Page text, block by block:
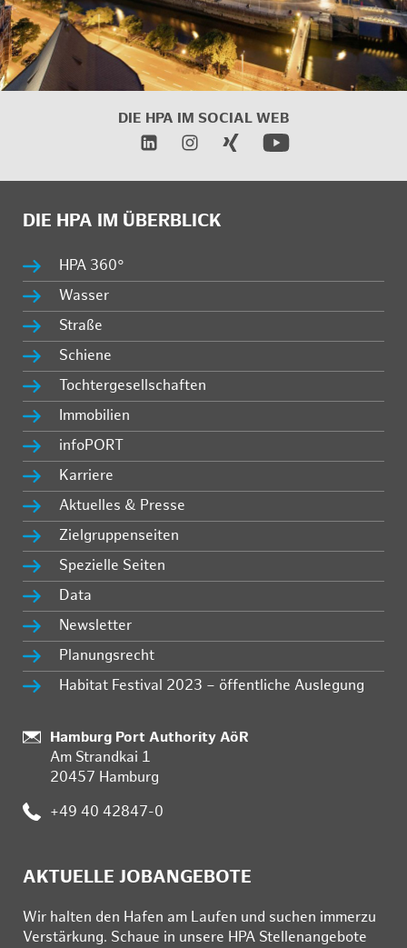
DIE HPA IM SOCIAL WEB
DIE HPA IM ÜBERBLICK
HPA 360°
Wasser
Straße
Schiene
Tochtergesellschaften
Immobilien
infoPORT
Karriere
Aktuelles & Presse
Zielgruppenseiten
Spezielle Seiten
Data
Newsletter
Planungsrecht
Habitat Festival 2023 – öffentliche Auslegung
Standort:
Hamburg Port Authority AöR
Am Strandkai 1
20457 Hamburg
Telefon:
+49 40 42847-0
AKTUELLE JOBANGEBOTE
Wir hal­ten den Ha­fen am Lau­fen und su­chen im­mer­zu
Ver­stär­kung. Schau­e in un­se­re HPA Stel­len­an­ge­bo­te